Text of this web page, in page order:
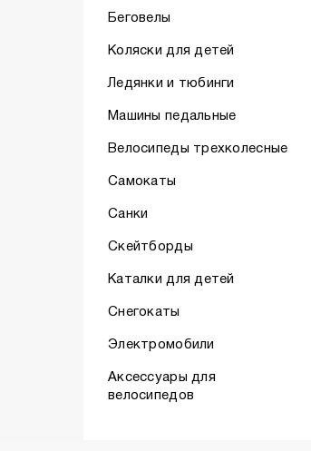
Беговелы
Коляски для детей
Ледянки и тюбинги
Машины педальные
Велосипеды трехколесные
Самокаты
Санки
Скейтборды
Каталки для детей
Снегокаты
Электромобили
Аксессуары для
велосипедов